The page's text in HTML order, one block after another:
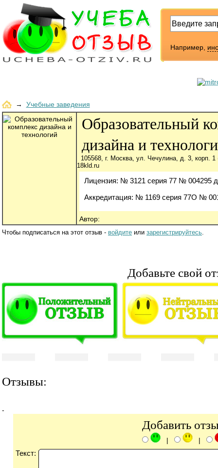
Например,
→ Учебные заведения
Образовательный
дизайна и
105568, г. Москва, ул. Чечулина, д. 3, корп.
18kld.ru
Лицензия: № 3121 серия 77 № 004295
Аккредитация: № 1169 серия 77О №
Автор:
Чтобы подписаться на этот отзыв - войдите или зарегистрируйтесь.
Добавьте свой
Отзывы:
-
Добавить
| |
Текст: